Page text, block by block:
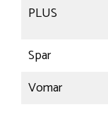
PLUS
Spar
Vomar